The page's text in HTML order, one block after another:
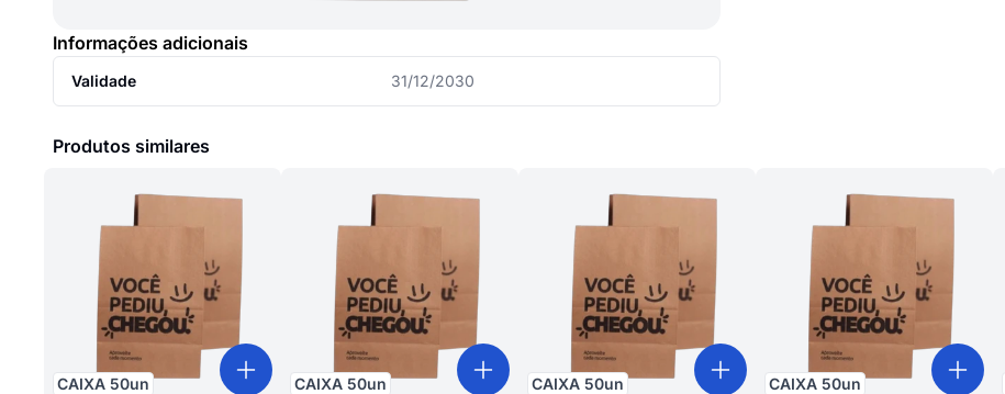
Informações adicionais
Validade 31/12/2030
Produtos similares
CAIXA 50un CAIXA 50un CAIXA 50un CAIXA 50un